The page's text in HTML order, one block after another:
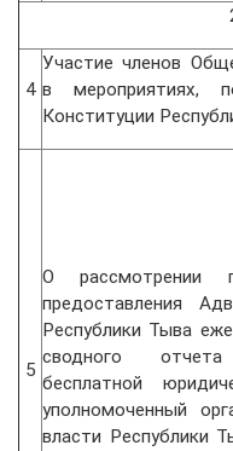
4
Участие членов
в мероприятиях,
Конституции
5
О рассмотрении
предоставления
Республики Тыва
сводного
бесплатной
уполномоченный
власти Республики